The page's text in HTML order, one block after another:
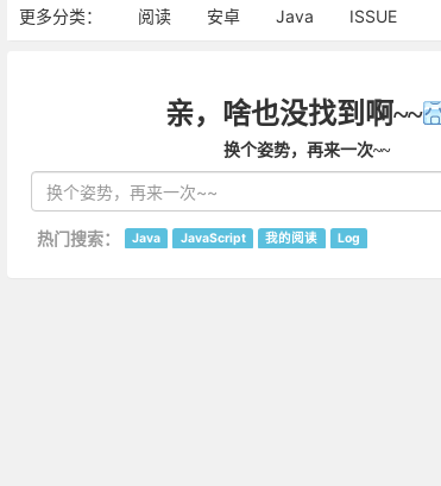
更多分类： 阅读 安卓 Java ISSUE
亲，啥也没找到啊~~
换个姿势，再来一次~~
热门搜索： Java JavaScript 我的阅读 Log